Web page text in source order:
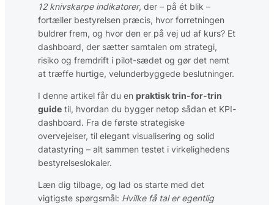
12 knivskarpe indikatorer, der – på ét blik –
fortæller bestyrelsen præcis, hvor forretningen
buldrer frem, og hvor den er på vej ud af kurs? Et
dashboard, der sætter samtalen om strategi,
risiko og fremdrift i pilot-sædet og gør det nemt
at træffe hurtige, velunderbyggede beslutninger.
I denne artikel får du en praktisk trin-for-trin
guide til, hvordan du bygger netop sådan et KPI-
dashboard. Fra de første strategiske
overvejelser, til elegant visualisering og solid
datastyring – alt sammen testet i virkelighedens
bestyrelseslokaler.
Læn dig tilbage, og lad os starte med det
vigtigste spørgsmål: Hvilke få tal er egentlig